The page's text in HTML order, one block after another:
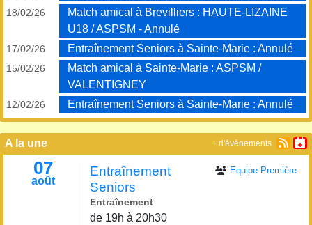
18/02/26
Match amical à Brevilliers : HAUTE-LIZAINE
U18 / ASPSM - Annulé
17/02/26 Entraînement Seniors à Sainte-Marie : Annulé
15/02/26
Match amical à Sainte-Marie : ASPSM /
VALENTIGNEY
12/02/26 Entraînement Seniors à Sainte-Marie : Annulé
A la une
07
août
Equipe Première
Entraînement
Seniors
Entraînement
de 19h à 20h30
+ d'évènements